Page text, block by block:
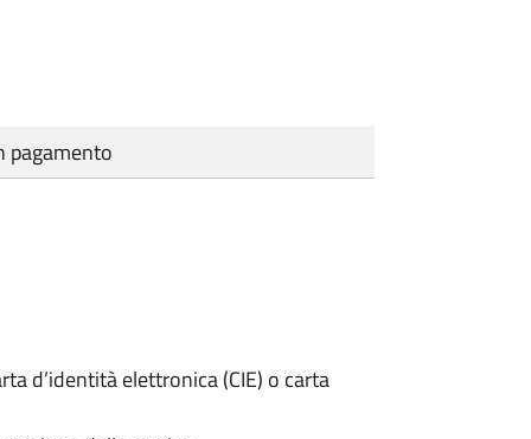
pagamento
d’identità elettronica (CIE) o carta